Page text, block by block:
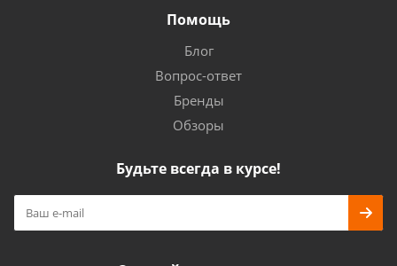
Помощь
Блог
Вопрос-ответ
Бренды
Обзоры
Будьте всегда в курсе!